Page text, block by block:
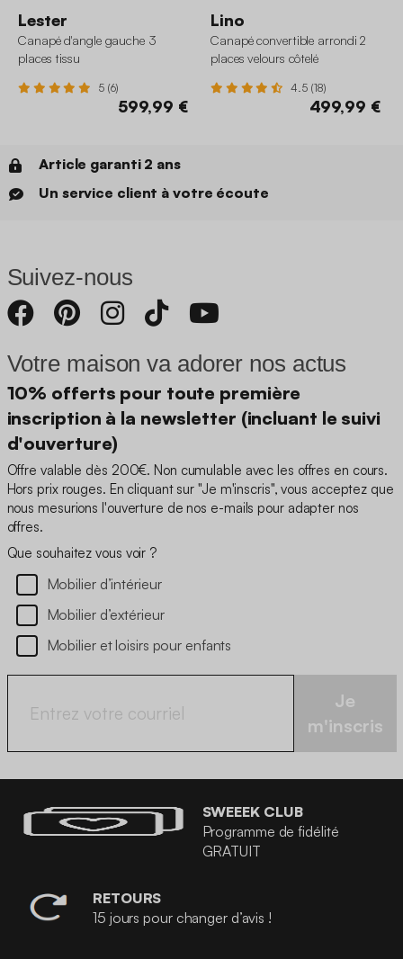
Lester
Canapé d'angle gauche 3
places tissu
5 (6)
599,99 €
Lino
Canapé convertible arrondi 2
places velours côtelé
4.5 (18)
499,99 €
Article garanti 2 ans
Un service client à votre écoute
Suivez-nous
Votre maison va adorer nos actus
10% offerts pour toute première
inscription à la newsletter (incluant le suivi
d'ouverture)
Offre valable dès 200€. Non cumulable avec les offres en cours.
Hors prix rouges. En cliquant sur "Je m'inscris", vous acceptez que
nous mesurions l'ouverture de nos e-mails pour adapter nos
offres.
Que souhaitez vous voir ?
Mobilier d’intérieur
Mobilier d’extérieur
Mobilier et loisirs pour enfants
Je
m'inscris
SWEEEK CLUB
Programme de fidélité
GRATUIT
RETOURS
15 jours pour changer d’avis !